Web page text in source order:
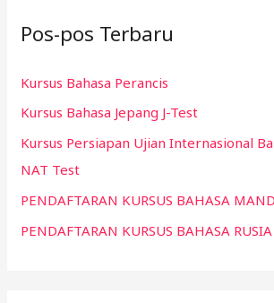
u
t
u
k
:
Pos-pos Terbaru
Kursus Bahasa Perancis
Kursus Bahasa Jepang J-Test
Kursus Persiapan Ujian Internasional
NAT Test
PENDAFTARAN KURSUS BAHASA
PENDAFTARAN KURSUS BAHASA